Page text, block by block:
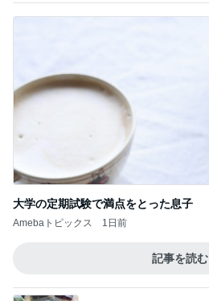
大学の定期試験で満点をとった息子
Amebaトピックス 1日前
記事を読む